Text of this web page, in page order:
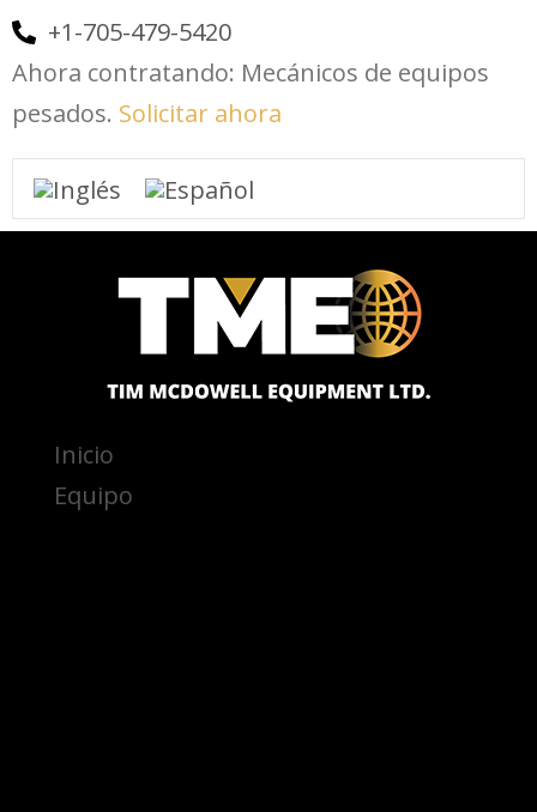
+1-705-479-5420
Ahora contratando: Mecánicos de equipos
pesados. Solicitar ahora
Inicio
Equipo